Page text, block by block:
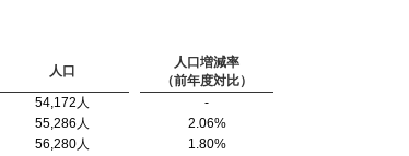
人口
人口増減率
（前年度対比）
54,172人
-
55,286人
2.06%
56,280人
1.80%